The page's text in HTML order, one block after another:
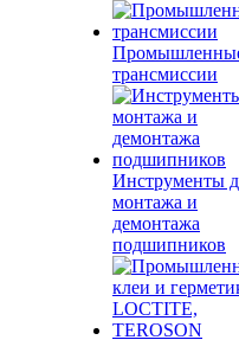
трансмиссии
Инструменты
монтажа и
демонтажа
подшипников